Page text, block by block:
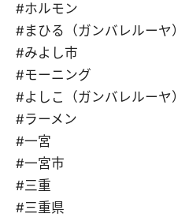
#ホルモン
#まひる（ガンバレルーヤ）
#みよし市
#モーニング
#よしこ（ガンバレルーヤ）
#ラーメン
#一宮
#一宮市
#三重
#三重県